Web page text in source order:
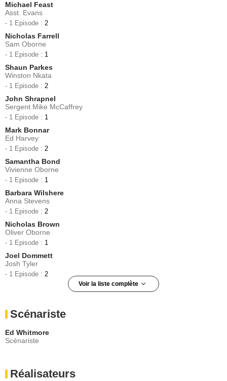
Michael Feast
Asst. Evans
- 1 Episode : 2
Nicholas Farrell
Sam Oborne
- 1 Episode : 1
Shaun Parkes
Winston Nkata
- 1 Episode : 2
John Shrapnel
Sergent Mike McCaffrey
- 1 Episode : 1
Mark Bonnar
Ed Harvey
- 1 Episode : 2
Samantha Bond
Vivienne Oborne
- 1 Episode : 1
Barbara Wilshere
Anna Stevens
- 1 Episode : 2
Nicholas Brown
Oliver Oborne
- 1 Episode : 1
Joel Dommett
Josh Tyler
- 1 Episode : 2
Voir la liste complète
- 1 Episode :1
Tony Stevens
- 1 Episode :
- 1 Episode :1
Scénariste
Ed Whitmore
Scénariste
Réalisateurs